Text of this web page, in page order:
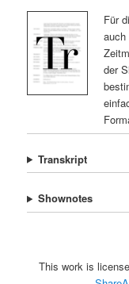
Für
auch
der
Transkript
Shownotes
This work is